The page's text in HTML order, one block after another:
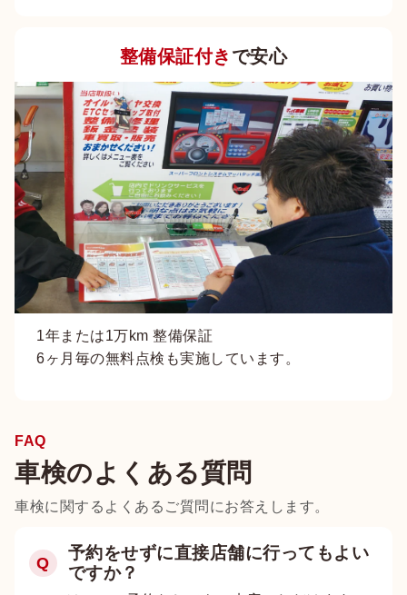
整備保証付き で安心
1年または1万km 整備保証
6ヶ月毎の無料点検も実施しています。
FAQ
車検のよくある質問
車検に関するよくあるご質問にお答えします。
Q
予約をせずに直接店舗に行ってもよい
ですか？